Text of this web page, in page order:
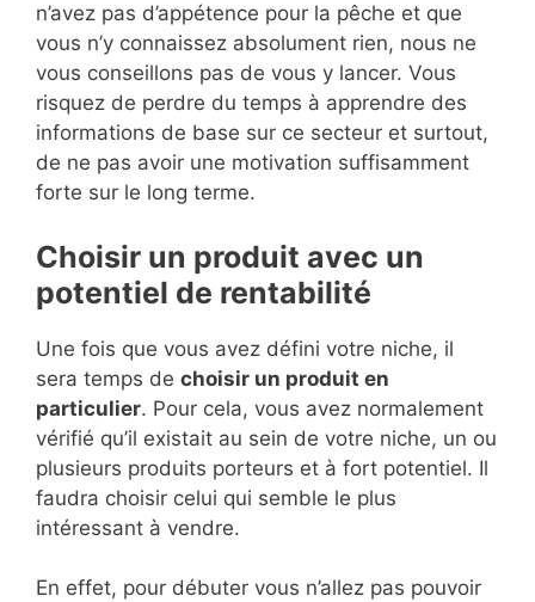
n’avez pas d’appétence pour la pêche et que
vous n’y connaissez absolument rien, nous ne
vous conseillons pas de vous y lancer. Vous
risquez de perdre du temps à apprendre des
informations de base sur ce secteur et surtout,
de ne pas avoir une motivation suffisamment
forte sur le long terme.
Choisir un produit avec un
potentiel de rentabilité
Une fois que vous avez défini votre niche, il
sera temps de choisir un produit en
particulier. Pour cela, vous avez normalement
vérifié qu’il existait au sein de votre niche, un ou
plusieurs produits porteurs et à fort potentiel. Il
faudra choisir celui qui semble le plus
intéressant à vendre.
En effet, pour débuter vous n’allez pas pouvoir